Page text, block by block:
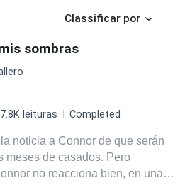
Classificar por
sombras
leituras Completed
noticia a Connor de que serán
meses de casados. Pero
no reacciona bien, en una